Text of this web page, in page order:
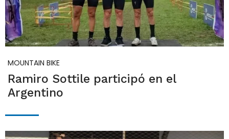
MOUNTAIN BIKE
Ramiro Sottile participó en el
Argentino